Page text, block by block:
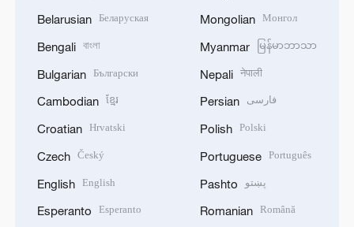
Belarusian Беларуская
Bengali বাংলা
Bulgarian Български
Cambodian ខ្មែរ
Croatian Hrvatski
Czech Český
English English
Esperanto Esperanto
Mongolian Монгол
Myanmar မြန်မာဘာသာ
Nepali नेपाली
Persian فارسی
Polish Polski
Portuguese Português
Pashto پښتو
Romanian Română